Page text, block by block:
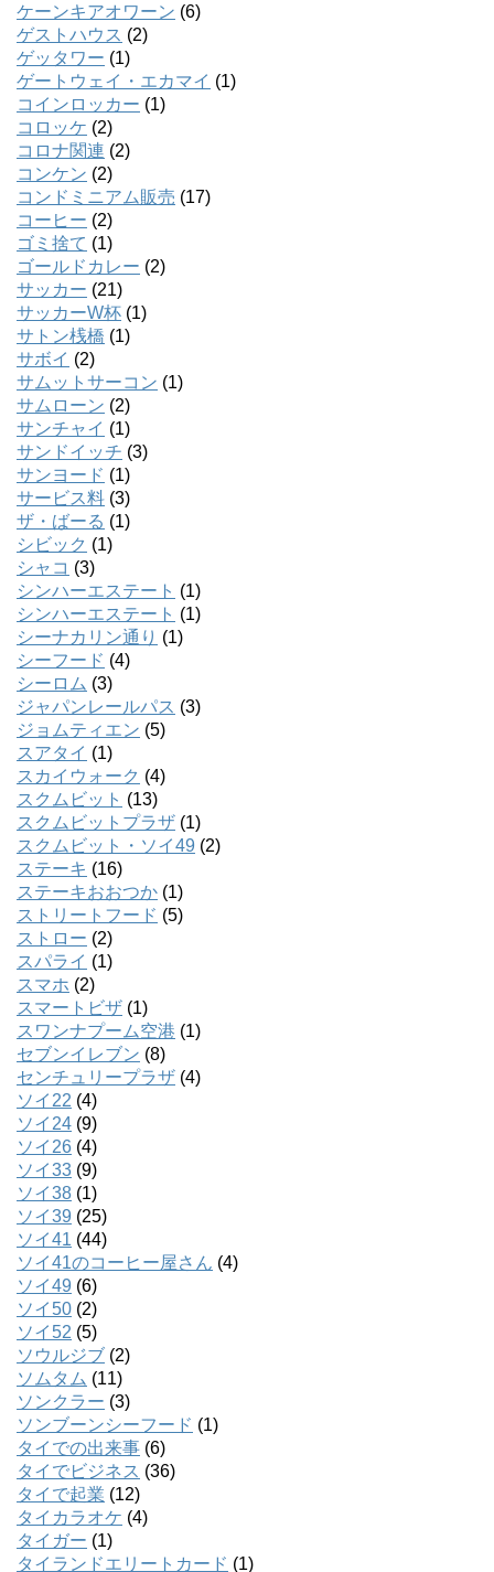
ケーンキアオワーン (6)
ゲストハウス (2)
ゲッタワー (1)
ゲートウェイ・エカマイ (1)
コインロッカー (1)
コロッケ (2)
コロナ関連 (2)
コンケン (2)
コンドミニアム販売 (17)
コーヒー (2)
ゴミ捨て (1)
ゴールドカレー (2)
サッカー (21)
サッカーW杯 (1)
サトン桟橋 (1)
サボイ (2)
サムットサーコン (1)
サムローン (2)
サンチャイ (1)
サンドイッチ (3)
サンヨード (1)
サービス料 (3)
ザ・ばーる (1)
シビック (1)
シャコ (3)
シンハーエステート (1)
シンハーエステート (1)
シーナカリン通り (1)
シーフード (4)
シーロム (3)
ジャパンレールパス (3)
ジョムティエン (5)
スアタイ (1)
スカイウォーク (4)
スクムビット (13)
スクムビットプラザ (1)
スクムビット・ソイ49 (2)
ステーキ (16)
ステーキおおつか (1)
ストリートフード (5)
ストロー (2)
スパライ (1)
スマホ (2)
スマートビザ (1)
スワンナプーム空港 (1)
セブンイレブン (8)
センチュリープラザ (4)
ソイ22 (4)
ソイ24 (9)
ソイ26 (4)
ソイ33 (9)
ソイ38 (1)
ソイ39 (25)
ソイ41 (44)
ソイ41のコーヒー屋さん (4)
ソイ49 (6)
ソイ50 (2)
ソイ52 (5)
ソウルジブ (2)
ソムタム (11)
ソンクラー (3)
ソンブーンシーフード (1)
タイでの出来事 (6)
タイでビジネス (36)
タイで起業 (12)
タイカラオケ (4)
タイガー (1)
タイランドエリートカード (1)